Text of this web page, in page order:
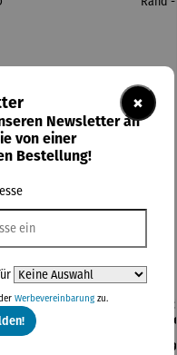
für
Decke mit
×
Newsletter an
von einer
Bestellung!
Werbevereinbarungzu.